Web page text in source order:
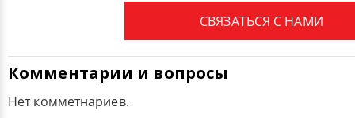
СВЯЗАТЬСЯ С НАМИ
Комментарии и вопросы
Нет комметнариев.